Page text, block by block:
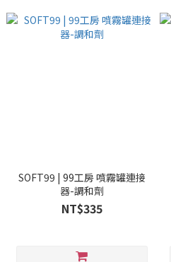
SOFT99 | 99工房 噴霧罐連接
器-調和劑
NT$335